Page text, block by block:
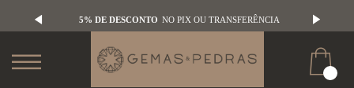
5% DE DESCONTO NO PIX OU TRANSFERÊNCIA